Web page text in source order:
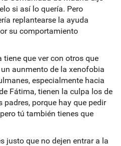
si así lo quería. Pero
replantearse la ayuda
su comportamiento
que ver con otros que
aunmento de la xenofobia
especialmente hacia
Fátima, tienen la culpa los de
padres, porque hay que pedir
tú también tienes que
justo que no dejen entrar a la